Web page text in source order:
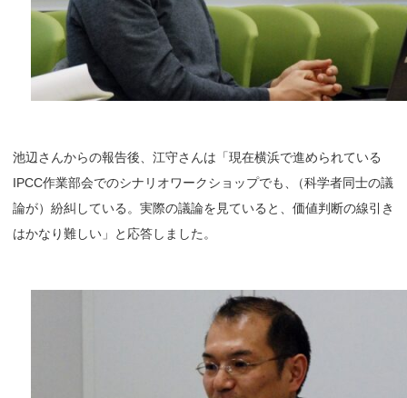
池辺さんからの報告後、江守さんは「現在横浜で進められている
IPCC作業部会でのシナリオワークショップでも
（科学者同士の議
論が）紛糾している。実際の議論を見ていると、価値判断の線引き
はかなり難しい」と応答しました。